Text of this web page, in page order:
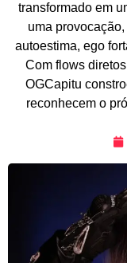
transformado em
uma
autoestima, ego
Com flows
OGCapitu
reconhecem o